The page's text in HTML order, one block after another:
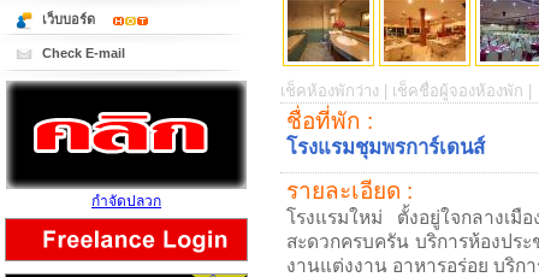
เช็คห้องพักว่าง | เช็คชื่อผู้จองห้องพัก |
ชื่อที่พัก :
โรงแรมชุมพรการ์เดนส์
รายละเอียด :
โรงแรมใหม่ ตั้งอยู่ใจกลางเ
สะดวกครบครัน บริการห้องปร
งานแต่งงาน อาหารอร่อย บริกา
เว็บบอร์ด
Check E-mail
กำจัดปลวก